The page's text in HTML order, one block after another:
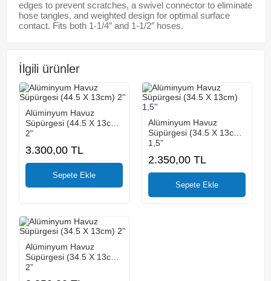
edges to prevent scratches, a swivel connector to eliminate
hose tangles, and weighted design for optimal surface
contact. Fits both 1-1/4″ and 1-1/2″ hoses.
İlgili ürünler
Alüminyum Havuz
Süpürgesi (44.5 X 13cm)
2”
3.300,00 TL
Alüminyum Havuz
Süpürgesi (34.5 X 13cm)
1,5”
2.350,00 TL
Alüminyum Havuz
Süpürgesi (34.5 X 13cm)
2”